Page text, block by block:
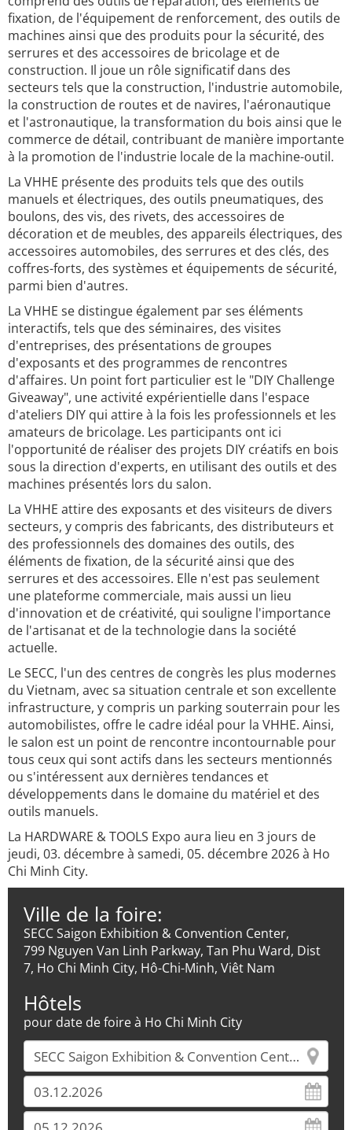
fixation, de l'équipement de renforcement, des outils de
machines ainsi que des produits pour la sécurité, des
serrures et des accessoires de bricolage et de
construction. Il joue un rôle significatif dans des
secteurs tels que la construction, l'industrie automobile,
la construction de routes et de navires, l'aéronautique
et l'astronautique, la transformation du bois ainsi que le
commerce de détail, contribuant de manière importante
à la promotion de l'industrie locale de la machine-outil.
La VHHE présente des produits tels que des outils
manuels et électriques, des outils pneumatiques, des
boulons, des vis, des rivets, des accessoires de
décoration et de meubles, des appareils électriques, des
accessoires automobiles, des serrures et des clés, des
coffres-forts, des systèmes et équipements de sécurité,
parmi bien d'autres.
La VHHE se distingue également par ses éléments
interactifs, tels que des séminaires, des visites
d'entreprises, des présentations de groupes
d'exposants et des programmes de rencontres
d'affaires. Un point fort particulier est le "DIY Challenge
Giveaway", une activité expérientielle dans l'espace
d'ateliers DIY qui attire à la fois les professionnels et les
amateurs de bricolage. Les participants ont ici
l'opportunité de réaliser des projets DIY créatifs en bois
sous la direction d'experts, en utilisant des outils et des
machines présentés lors du salon.
La VHHE attire des exposants et des visiteurs de divers
secteurs, y compris des fabricants, des distributeurs et
des professionnels des domaines des outils, des
éléments de fixation, de la sécurité ainsi que des
serrures et des accessoires. Elle n'est pas seulement
une plateforme commerciale, mais aussi un lieu
d'innovation et de créativité, qui souligne l'importance
de l'artisanat et de la technologie dans la société
actuelle.
Le SECC, l'un des centres de congrès les plus modernes
du Vietnam, avec sa situation centrale et son excellente
infrastructure, y compris un parking souterrain pour les
automobilistes, offre le cadre idéal pour la VHHE. Ainsi,
le salon est un point de rencontre incontournable pour
tous ceux qui sont actifs dans les secteurs mentionnés
ou s'intéressent aux dernières tendances et
développements dans le domaine du matériel et des
outils manuels.
La HARDWARE & TOOLS Expo aura lieu en 3 jours de
jeudi, 03. décembre à samedi, 05. décembre 2026 à Ho
Chi Minh City.
Ville de la foire:
SECC Saigon Exhibition & Convention Center,
799 Nguyen Van Linh Parkway, Tan Phu Ward, Dist
7, Ho Chi Minh City, Hô-Chi-Minh, Viêt Nam
Hôtels
pour date de foire à Ho Chi Minh City